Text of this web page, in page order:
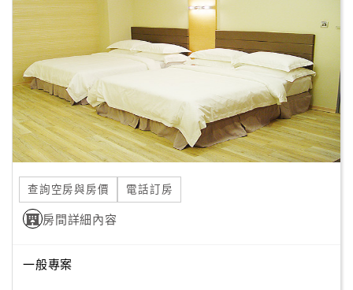
查詢空房與房價 電話訂房
房間詳細內容
一般專案